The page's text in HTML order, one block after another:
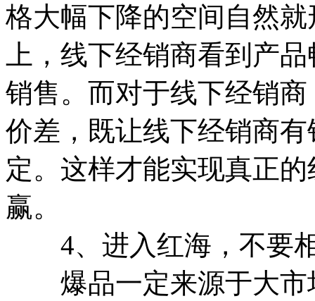
格大幅下降的空间自然
上，线下经销商看到产
销售。而对于线下经销
价差，既让线下经销商
定。这样才能实现真正
赢。
4、进入红海，不要
爆品一定来源于大市